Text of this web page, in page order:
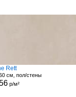
Rett
см, пол/стены
р/м²